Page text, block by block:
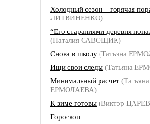
Холодный сезон – горячая
ЛИТВИНЕНКО)
“Его стараниями деревня
(Наталия САВОЩИК)
Снова в школу (Татьяна
Ищи свои следы (Татьяна
Минимальный расчет (Татьяна
ЕРМОЛАЕВА)
К зиме готовы (Виктор
Гороскоп